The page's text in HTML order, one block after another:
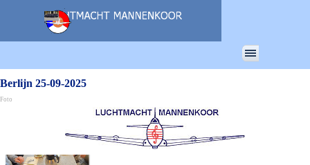
Berlijn 25-09-2025
Foto